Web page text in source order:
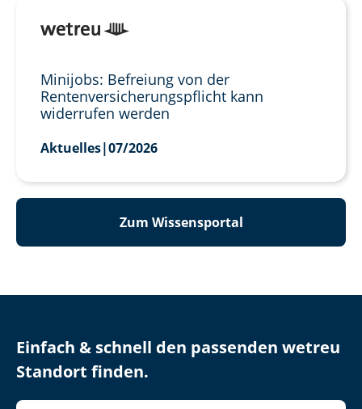
Minijobs: Befreiung von der
Rentenversicherungspflicht kann
widerrufen werden
Aktuelles|07/2026
Zum Wissensportal
Einfach & schnell den passenden wetreu
Standort finden.